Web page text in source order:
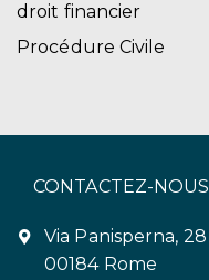
droit financier
Procédure Civile
CONTACTEZ-NOUS
Via Panisperna, 28
00184 Rome